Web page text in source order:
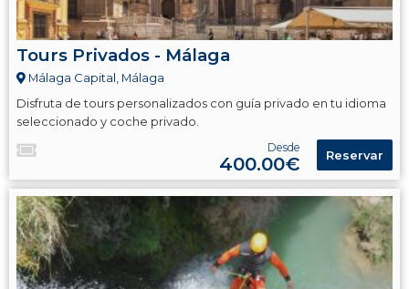
Tours Privados - Málaga
Málaga Capital, Málaga
Disfruta de tours personalizados con guía privado en tu idioma
seleccionado y coche privado.
Desde
400.00€ Reservar